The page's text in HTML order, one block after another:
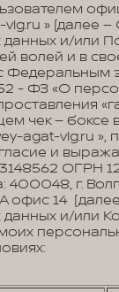
» (далее –
и/или
волей и в
Федеральным
- ФЗ «О
чек –
agat-vlg.ru »,
и
ОГРН
400048, г.
офис 14
и/или